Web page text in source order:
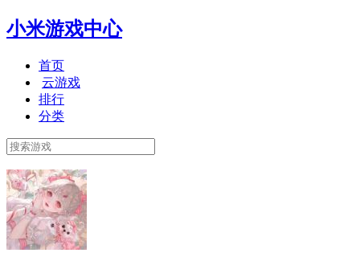
小米游戏中心
首页
云游戏
排行
分类